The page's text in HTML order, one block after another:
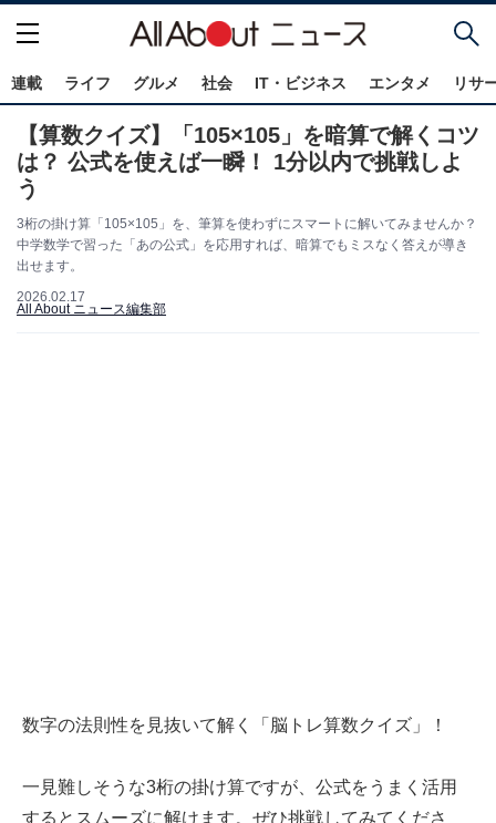
連載 ライフ グルメ 社会 IT・ビジネス エンタメ リサ
【算数クイズ】「105×105」を暗算で解くコツ
は？ 公式を使えば一瞬！ 1分以内で挑戦しよ
う
3桁の掛け算「105×105」を、筆算を使わずにスマートに解いてみませんか？
中学数学で習った「あの公式」を応用すれば、暗算でもミスなく答えが導き
出せます。
2026.02.17
All About ニュース編集部
数字の法則性を見抜いて解く「脳トレ算数クイズ」！
一見難しそうな3桁の掛け算ですが、公式をうまく活用
するとスムーズに解けます。ぜひ挑戦してみてくださ